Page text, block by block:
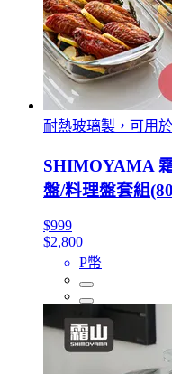
耐熱玻璃製，可用
SHIMOYAMA
盤/料理盤套組
$999
$2,800
P幣